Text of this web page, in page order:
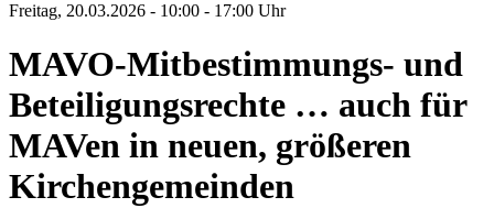
Freitag, 20.03.2026 - 10:00 - 17:00 Uhr
MAVO-Mitbestimmungs- und
Beteiligungsrechte … auch für
MAVen in neuen, größeren
Kirchengemeinden